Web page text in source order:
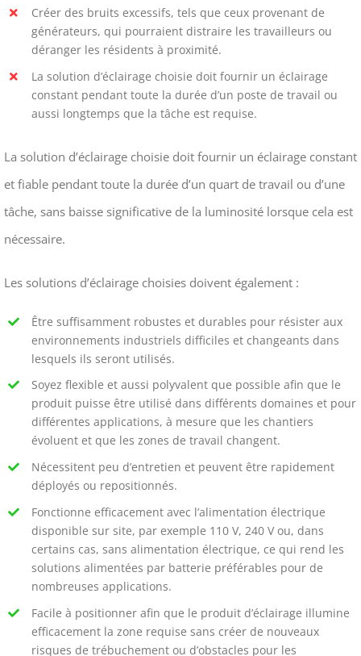
Créer des bruits excessifs, tels que ceux provenant de
générateurs, qui pourraient distraire les travailleurs ou
déranger les résidents à proximité.
La solution d’éclairage choisie doit fournir un éclairage
constant pendant toute la durée d’un poste de travail ou
aussi longtemps que la tâche est requise.
La solution d’éclairage choisie doit fournir un éclairage constant
et fiable pendant toute la durée d’un quart de travail ou d’une
tâche, sans baisse significative de la luminosité lorsque cela est
nécessaire.
Les solutions d’éclairage choisies doivent également :
Être suffisamment robustes et durables pour résister aux
environnements industriels difficiles et changeants dans
lesquels ils seront utilisés.
Soyez flexible et aussi polyvalent que possible afin que le
produit puisse être utilisé dans différents domaines et pour
différentes applications, à mesure que les chantiers
évoluent et que les zones de travail changent.
Nécessitent peu d’entretien et peuvent être rapidement
déployés ou repositionnés.
Fonctionne efficacement avec l’alimentation électrique
disponible sur site, par exemple 110 V, 240 V ou, dans
certains cas, sans alimentation électrique, ce qui rend les
solutions alimentées par batterie préférables pour de
nombreuses applications.
Facile à positionner afin que le produit d’éclairage illumine
efficacement la zone requise sans créer de nouveaux
risques de trébuchement ou d’obstacles pour les